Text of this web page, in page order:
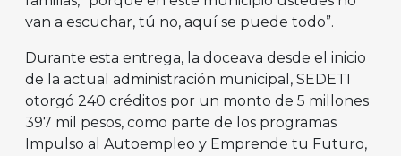
van a escuchar, tú no, aquí se puede todo”.
Durante esta entrega, la doceava desde el inicio
de la actual administración municipal, SEDETI
otorgó 240 créditos por un monto de 5 millones
397 mil pesos, como parte de los programas
Impulso al Autoempleo y Emprende tu Futuro,